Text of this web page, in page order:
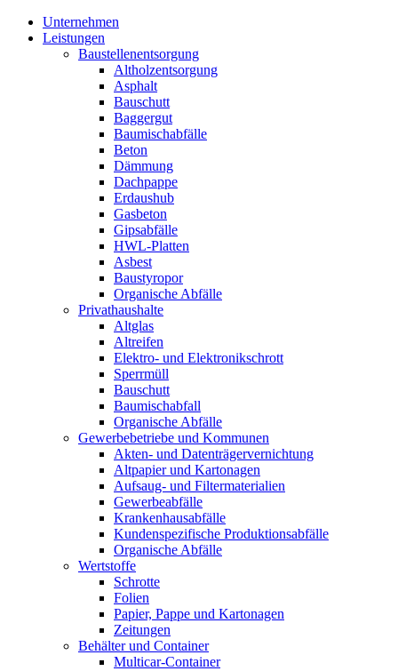
Unternehmen
Leistungen
Baustellenentsorgung
Altholzentsorgung
Asphalt
Bauschutt
Baggergut
Baumischabfälle
Beton
Dämmung
Dachpappe
Erdaushub
Gasbeton
Gipsabfälle
HWL-Platten
Asbest
Baustyropor
Organische Abfälle
Privathaushalte
Altglas
Altreifen
Elektro- und Elektronikschrott
Sperrmüll
Bauschutt
Baumischabfall
Organische Abfälle
Gewerbebetriebe und Kommunen
Akten- und Datenträgervernichtung
Altpapier und Kartonagen
Aufsaug- und Filtermaterialien
Gewerbeabfälle
Krankenhausabfälle
Kundenspezifische Produktionsabfälle
Organische Abfälle
Wertstoffe
Schrotte
Folien
Papier, Pappe und Kartonagen
Zeitungen
Behälter und Container
Multicar-Container